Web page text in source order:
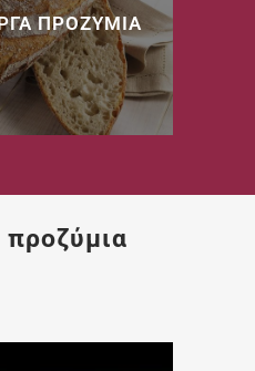
ΠΡΟΖΥΜΙΑ